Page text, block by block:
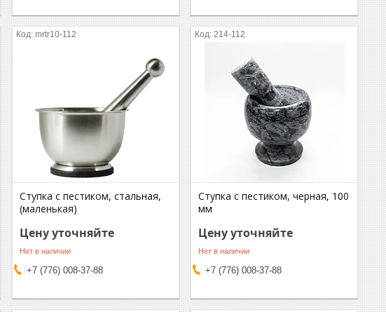
mrtr10-112
Ступка с пестиком, стальная,
(маленькая)
Цену уточняйте
Нет в наличии
+7 (776) 008-37-88
214-112
Ступка с пестиком, черная, 100
мм
Цену уточняйте
Нет в наличии
+7 (776) 008-37-88